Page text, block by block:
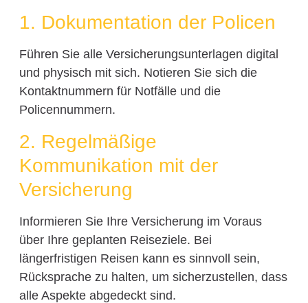
1. Dokumentation der Policen
Führen Sie alle Versicherungsunterlagen digital
und physisch mit sich. Notieren Sie sich die
Kontaktnummern für Notfälle und die
Policennummern.
2. Regelmäßige
Kommunikation mit der
Versicherung
Informieren Sie Ihre Versicherung im Voraus
über Ihre geplanten Reiseziele. Bei
längerfristigen Reisen kann es sinnvoll sein,
Rücksprache zu halten, um sicherzustellen, dass
alle Aspekte abgedeckt sind.